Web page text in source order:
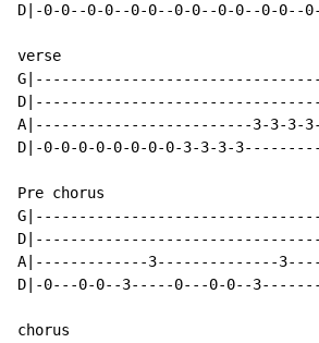
D|-0-0--0-0--0-0--0-0--0-0--0-0--
verse
A|-------------------------3-3-3-
D|-0-0-0-0-0-0-0-0-3-3-3-
Pre chorus
A|-------------3--------------
D|-0---0-0--3-----0---0-0--
chorus